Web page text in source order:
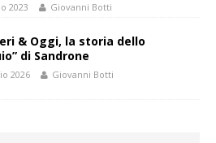
2023 Giovanni Botti
& Oggi, la storia dello
di Sandrone
2026 Giovanni Botti